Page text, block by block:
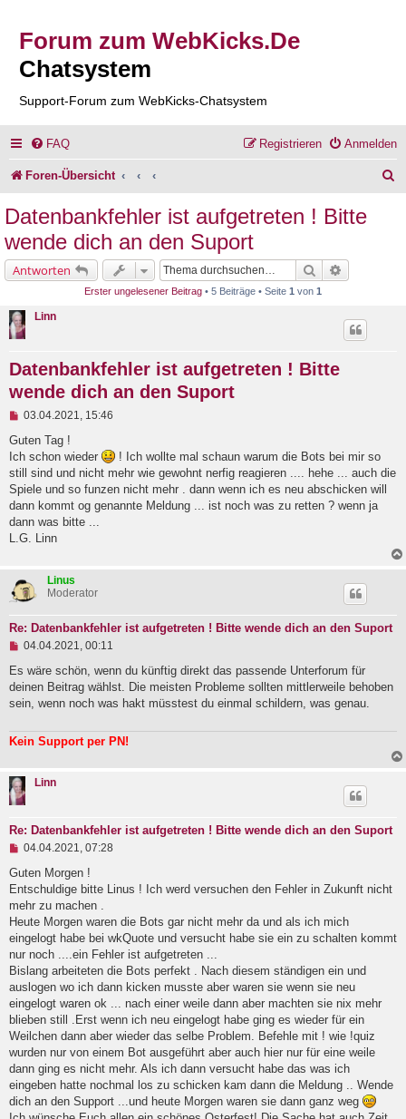
Forum zum WebKicks.De
Chatsystem
Support-Forum zum WebKicks-Chatsystem
FAQ Anmelden
Registrieren
Foren-Übersicht
Datenbankfehler ist aufgetreten ! Bitte
wende dich an den Suport
Antworten Suche
Erster ungelesener Beitrag • 5 Beiträge • Seite 1 von 1
Linn
Datenbankfehler ist aufgetreten ! Bitte
wende dich an den Suport
U
g
e
l
e
s
e
e
r
e
i
t
r
a
g
03.04.2021, 15:46
Guten Tag !
Ich schon wieder
! Ich wollte mal schaun warum die Bots bei mir so
still sind und nicht mehr wie gewohnt nerfig reagieren .... hehe ... auch die
Spiele und so funzen nicht mehr . dann wenn ich es neu abschicken will
dann kommt og genannte Meldung ... ist noch was zu retten ? wenn ja
dann was bitte ...
L.G. Linn
Linus
Moderator
Re: Datenbankfehler ist aufgetreten ! Bitte wende dich an den Suport
U
g
e
l
e
e
n
r
B
e
i
r
a
04.04.2021, 00:11
Es wäre schön, wenn du künftig direkt das passende Unterforum für
deinen Beitrag wählst. Die meisten Probleme sollten mittlerweile behoben
sein, wenn noch was hakt müsstest du einmal schildern, was genau.
Kein Support per PN!
Linn
Re: Datenbankfehler ist aufgetreten ! Bitte wende dich an den Suport
U
g
e
e
s
e
n
e
r
B
e
i
t
r
a
04.04.2021, 07:28
Guten Morgen !
Entschuldige bitte Linus ! Ich werd versuchen den Fehler in Zukunft nicht
mehr zu machen .
Heute Morgen waren die Bots gar nicht mehr da und als ich mich
eingelogt habe bei wkQuote und versucht habe sie ein zu schalten kommt
nur noch ....ein Fehler ist aufgetreten ...
Bislang arbeiteten die Bots perfekt . Nach diesem ständigen ein und
auslogen wo ich dann kicken musste aber waren sie wenn sie neu
eingelogt waren ok ... nach einer weile dann aber machten sie nix mehr
blieben still .Erst wenn ich neu eingelogt habe ging es wieder für ein
Weilchen dann aber wieder das selbe Problem. Befehle mit ! wie !quiz
wurden nur von einem Bot ausgeführt aber auch hier nur für eine weile
dann ging es nicht mehr. Als ich dann versucht habe das was ich
eingeben hatte nochmal los zu schicken kam dann die Meldung .. Wende
dich an den Support ...und heute Morgen waren sie dann ganz weg